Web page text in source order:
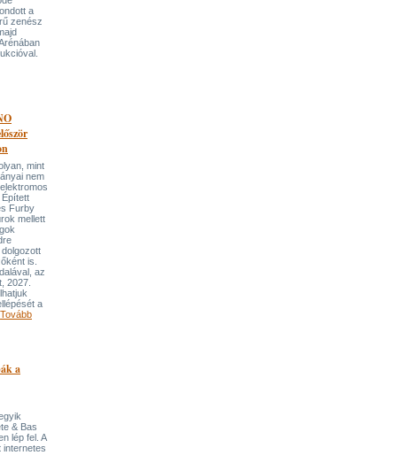
a
zenész
mint
nem
Furby
mellett
is.
az
2027.
a
Tovább
a
& Bas
lép fel. A
internetes